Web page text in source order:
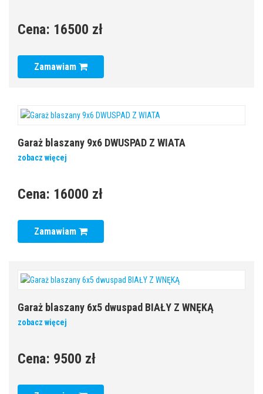
Cena: 16500 zł
Zamawiam
Garaż blaszany 9x6 DWUSPAD Z WIATA
zobacz więcej
Cena: 16000 zł
Zamawiam
Garaż blaszany 6x5 dwuspad BIAŁY Z WNĘKĄ
zobacz więcej
Cena: 9500 zł